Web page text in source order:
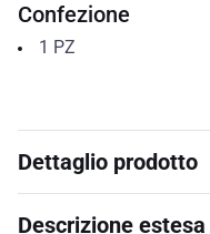
Confezione
1 PZ
Dettaglio prodotto
Descrizione estesa